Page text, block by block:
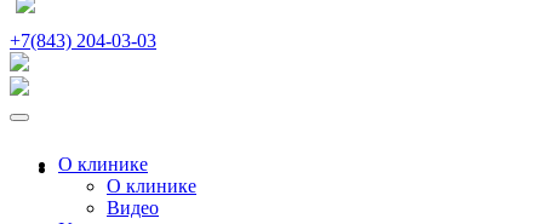
+7(843) 204-03-03
О клинике
О клинике
Видео